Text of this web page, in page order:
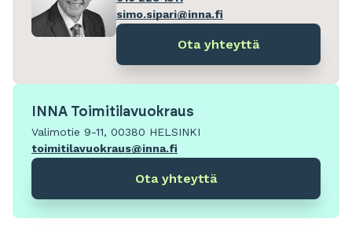
simo.sipari@inna.fi
Ota yhteyttä
INNA Toimitilavuokraus
Valimotie 9-11, 00380 HELSINKI
toimitilavuokraus@inna.fi
Ota yhteyttä